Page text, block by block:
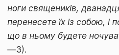
ноги священиків,
перенесете їх із собою, і
що в ньому будете
—3).